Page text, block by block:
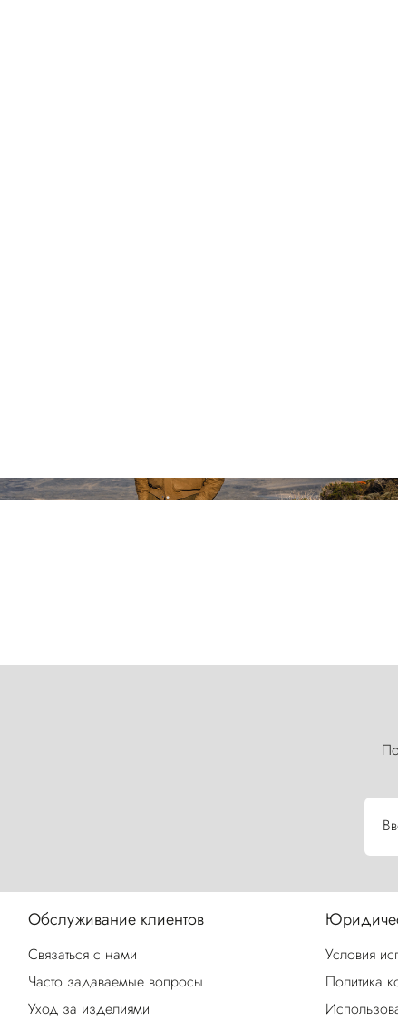
Обслуживание клиентов
Связаться с нами
Часто задаваемые вопросы
Уход за изделиями
Условия
Политика